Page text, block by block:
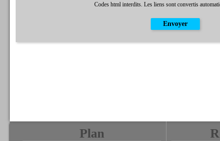
Codes html interdits. Les liens sont convertis
Plan